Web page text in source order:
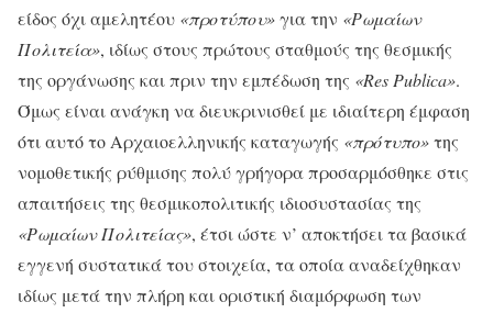
είδος όχι αμελητέου «προτύπου»για την «Ρωμαίων
Πολιτεία», ιδίως στους πρώτους σταθμούς της θεσμικής
της οργάνωσης και πριν την εμπέδωση της «Res Publica».
Όμως είναι ανάγκη να διευκρινισθεί με ιδιαίτερη έμφαση
ότι αυτό το Αρχαιοελληνικής καταγωγής «πρότυπο»της
νομοθετικής ρύθμισης πολύ γρήγορα προσαρμόσθηκε στις
απαιτήσεις της θεσμικοπολιτικής ιδιοσυστασίας της
«Ρωμαίων Πολιτείας», έτσι ώστε ν’ αποκτήσει τα βασικά
εγγενή συστατικά του στοιχεία, τα οποία αναδείχθηκαν
ιδίως μετά την πλήρη και οριστική διαμόρφωση των